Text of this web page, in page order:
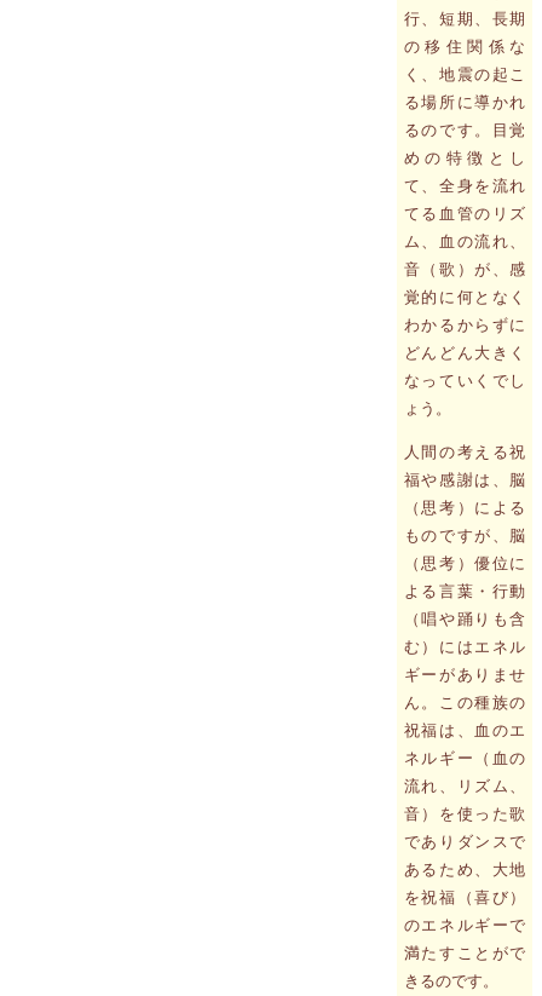
行、短期、長期
の移住関係な
く、地震の起こ
る場所に導かれ
るのです。目覚
めの特徴とし
て、全身を流れ
てる血管のリズ
ム、血の流れ、
音（歌）が、感
覚的に何となく
わかるからずに
どんどん大きく
なっていくでし
ょう。
人間の考える祝
福や感謝は、脳
（思考）による
ものですが、脳
（思考）優位に
よる言葉・行動
（唱や踊りも含
む）にはエネル
ギーがありませ
ん。この種族の
祝福は、血のエ
ネルギー（血の
流れ、リズム、
音）を使った歌
でありダンスで
あるため、大地
を祝福（喜び）
のエネルギーで
満たすことがで
きるのです。